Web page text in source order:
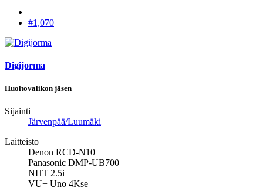
#1,070
Digijorma
Huoltovalikon jäsen
Sijainti
Järvenpää/Luumäki
Laitteisto
Denon RCD-N10
Panasonic DMP-UB700
NHT 2.5i
VU+ Uno 4Kse